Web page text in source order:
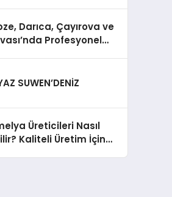
Darıca, Çayırova ve
Profesyonel
SUWEN’DENİZ
Üreticileri Nasıl
Kaliteli Üretim İçin